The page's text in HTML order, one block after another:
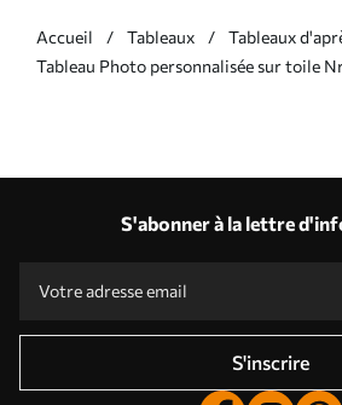
Accueil Tableaux
Tableaux
Tableau Photo personnalisée sur toile
S'abonner à la lettre
S'inscrire